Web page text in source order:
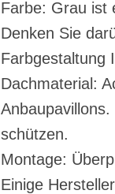
Farbe: Grau ist
Denken Sie
Farbgestaltung
Dachmaterial:
schützen.
Montage:
Einige